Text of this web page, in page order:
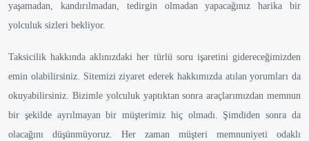
yaşamadan, kandırılmadan, tedirgin olmadan yapacağınız harika bir
yolculuk sizleri bekliyor.
Taksicilik hakkında aklınızdaki her türlü soru işaretini gidereceğimizden
emin olabilirsiniz. Sitemizi ziyaret ederek hakkımızda atılan yorumları da
okuyabilirsiniz. Bizimle yolculuk yaptıktan sonra araçlarımızdan memnun
bir şekilde ayrılmayan bir müşterimiz hiç olmadı. Şimdiden sonra da
olacağını düşünmüyoruz. Her zaman müşteri memnuniyeti odaklı